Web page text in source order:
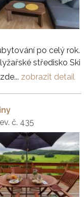
po celý rok.
středisko Ski
zobrazit detail
č. 435